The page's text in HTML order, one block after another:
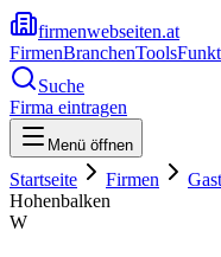
firmenwebseiten.at
FirmenBranchenTools
Suche
Firma eintragen
Menü öffnen
Startseite Firmen
Hohenbalken
W